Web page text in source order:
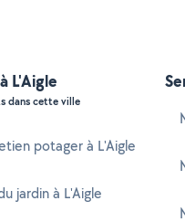
L'Aigle
dans cette ville
potager à L'Aigle
jardin à L'Aigle